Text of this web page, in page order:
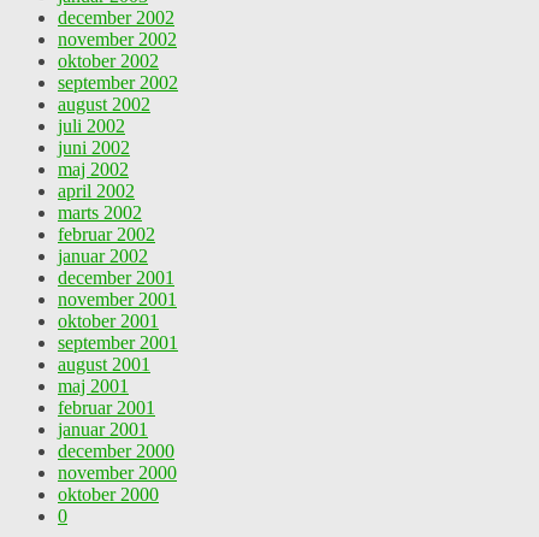
december 2002
november 2002
oktober 2002
september 2002
august 2002
juli 2002
juni 2002
maj 2002
april 2002
marts 2002
februar 2002
januar 2002
december 2001
november 2001
oktober 2001
september 2001
august 2001
maj 2001
februar 2001
januar 2001
december 2000
november 2000
oktober 2000
0